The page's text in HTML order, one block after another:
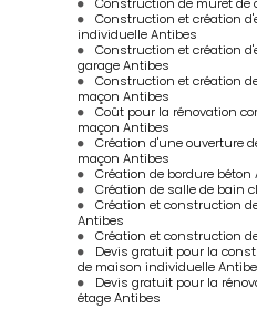
Construction et création
individuelle Antibes
Construction et création
garage Antibes
Construction et création
maçon Antibes
Coût pour la rénovation
maçon Antibes
Création d'une ouverture
maçon Antibes
Création de bordure béton
Création de salle de bain
Création et construction
Antibes
Création et construction
Devis gratuit pour la
de maison individuelle
Devis gratuit pour la
étage Antibes